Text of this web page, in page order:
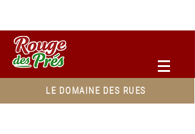
LE DOMAINE DES RUES